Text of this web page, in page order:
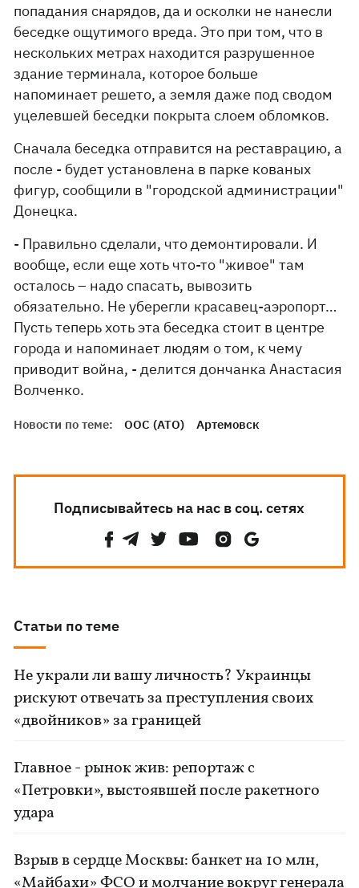
попадания снарядов, да и осколки не нанесли
беседке ощутимого вреда. Это при том, что в
нескольких метрах находится разрушенное
здание терминала, которое больше
напоминает решето, а земля даже под сводом
уцелевшей беседки покрыта слоем обломков.
Сначала беседка отправится на реставрацию, а
после - будет установлена в парке кованых
фигур, сообщили в "городской администрации"
Донецка.
- Правильно сделали, что демонтировали. И
вообще, если еще хоть что-то "живое" там
осталось – надо спасать, вывозить
обязательно. Не уберегли красавец-аэропорт…
Пусть теперь хоть эта беседка стоит в центре
города и напоминает людям о том, к чему
приводит война, - делится дончанка Анастасия
Волченко.
Новости по теме: ООС (АТО) Артемовск
Подписывайтесь на нас в соц. сетях
Статьи по теме
Не украли ли вашу личность? Украинцы
рискуют отвечать за преступления своих
«двойников» за границей
Главное - рынок жив: репортаж с
«Петровки», выстоявшей после ракетного
удара
Взрыв в сердце Москвы: банкет на 10 млн,
«Майбахи» ФСО и молчание вокруг генерала